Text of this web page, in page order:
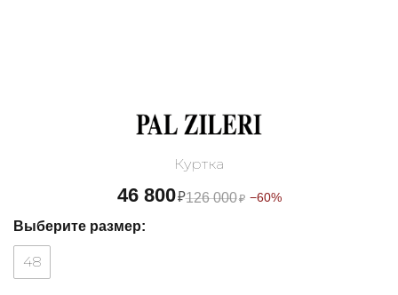
Куртка
46 800₽126 000₽ −60%
Выберите размер:
48